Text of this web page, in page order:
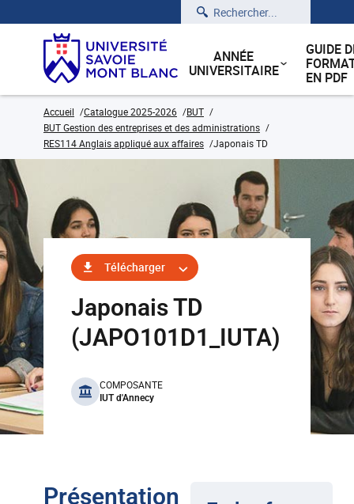
Rechercher
ANNÉE
UNIVERSITAIRE
GUIDE
EN PDF
Accueil Catalogue 2025-2026
BUT
BUT Gestion des entreprises et des administrations
RES114 Anglais appliqué aux affaires
Japonais TD
Télécharger
Japonais TD
(JAPO101D1_IUTA)
benefits
COMPOSANTE
IUT d'Annecy
Présentation